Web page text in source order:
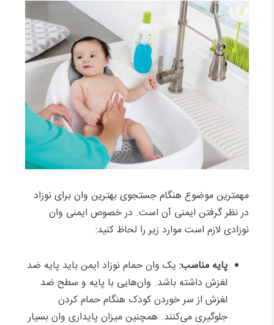
مهمترین موضوع هنگام جستجوی بهترین وان برای نوزاد
در نظر گرفتن ایمنی آن است. در خصوص ایمنی وان
نوزادی لازم است موارد زیر را لحاظ کنید:
پایه مناسب:یک وان حمام نوزاد ایمن باید پایه ضد
لغزش داشته باشد. وان‌هایی با پایه و سطح ضد
لغزش از سر خوردن کودک هنگام حمام کردن
جلوگیری می‌کنند. همچنین میزان پایداری وان بسیار